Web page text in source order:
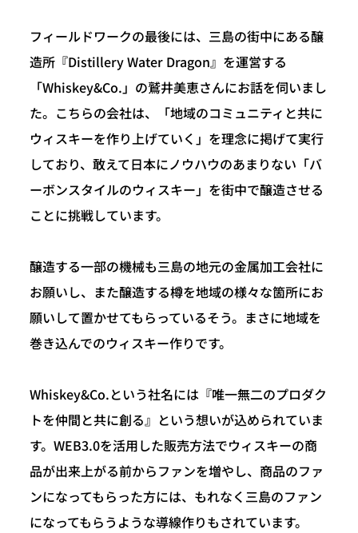
フィールドワークの最後には、三島の街中にある醸
造所『Distillery Water Dragon』を運営する
「Whiskey&Co.」の鷲井美恵さんにお話を伺いまし
た。こちらの会社は、「地域のコミュニティと共に
ウィスキーを作り上げていく」を理念に掲げて実行
しており、敢えて日本にノウハウのあまりない「バ
ーボンスタイルのウィスキー」を街中で醸造させる
ことに挑戦しています。
醸造する一部の機械も三島の地元の金属加工会社に
お願いし、また醸造する樽を地域の様々な箇所にお
願いして置かせてもらっているそう。まさに地域を
巻き込んでのウィスキー作りです。
Whiskey&Co.という社名には『唯一無二のプロダク
トを仲間と共に創る』という想いが込められていま
す。WEB3.0を活用した販売方法でウィスキーの商
品が出来上がる前からファンを増やし、商品のファ
ンになってもらった方には、もれなく三島のファン
になってもらうような導線作りもされています。